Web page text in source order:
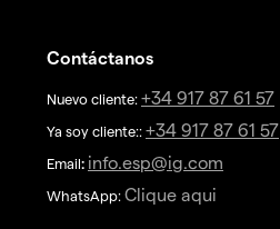
Contáctanos
Nuevo cliente: +34 917 87 61 57
Ya soy cliente:: +34 917 87 61 57
Email: info.esp@ig.com
WhatsApp: Clique aqui